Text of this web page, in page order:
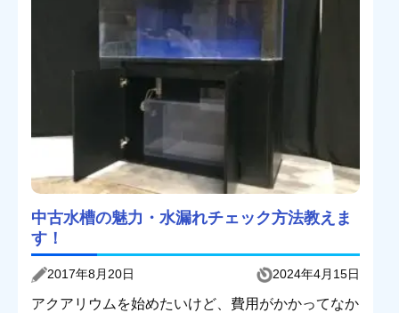
中古水槽の魅力・水漏れチェック方法教えま
す！
2017年8月20日 2024年4月15日
アクアリウムを始めたいけど、費用がかかってなか